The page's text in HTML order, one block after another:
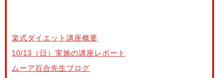
楽式ダイエット講座概要
10/13（日）実施の講座レポート
ムーア百合先生ブログ